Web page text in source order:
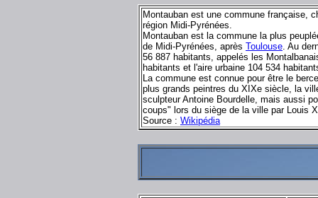
Montauban est une commune française,
région Midi-Pyrénées.
Montauban est la commune la plus
de Midi-Pyrénées, après Toulouse. Au
56 887 habitants, appelés les
habitants et l'aire urbaine 104 534
La commune est connue pour être le
plus grands peintres du XIXe siècle, la
sculpteur Antoine Bourdelle, mais aussi
coups" lors du siège de la ville par Louis
Source : Wikipédia